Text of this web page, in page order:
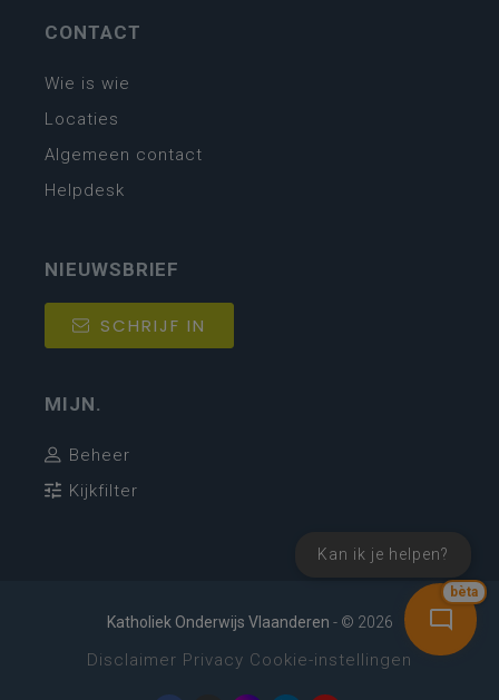
bèta
Kan ik je helpen?
CONTACT
Wie is wie
Locaties
Algemeen contact
Helpdesk
NIEUWSBRIEF
SCHRIJF IN
MIJN.
Beheer
Kijkfilter
Katholiek Onderwijs Vlaanderen - © 2026
Disclaimer Privacy Cookie-instellingen